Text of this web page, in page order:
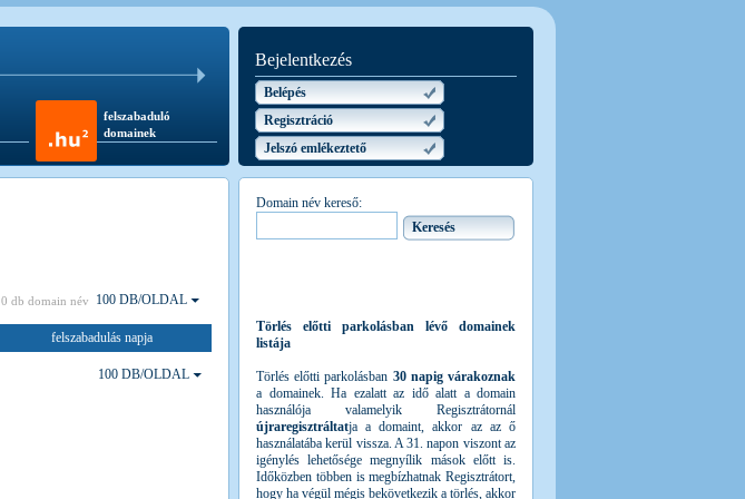
felszabaduló
domainek
Bejelentkezés
Belépés
Regisztráció
Jelszó emlékeztető
0 db domain név 100 DB/OLDAL
felszabadulás napja
100 DB/OLDAL
Domain név kereső:
Törlés előtti parkolásban lévő domainek
listája
Törlés előtti parkolásban 30 napig várakoznak
a domainek. Ha ezalatt az idő alatt a domain
használója valamelyik Regisztrátornál
újraregisztráltatja a domaint, akkor az az ő
használatába kerül vissza. A 31. napon viszont az
igénylés lehetősége megnyílik mások előtt is.
Időközben többen is megbízhatnak Regisztrátort,
hogy ha végül mégis bekövetkezik a törlés, akkor